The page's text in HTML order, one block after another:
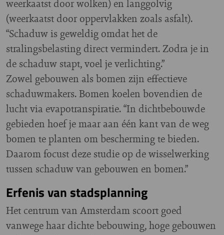
weerkaatst door wolken) en langgolvig
(weerkaatst door oppervlakken zoals asfalt).
“Schaduw is geweldig omdat het de
stralingsbelasting direct vermindert. Zodra je in
de schaduw stapt, voel je verlichting.”
Zowel gebouwen als bomen zijn effectieve
schaduwmakers. Bomen koelen bovendien de
lucht via evapotranspiratie. “In dichtbebouwde
gebieden hoef je maar aan één kant van de weg
bomen te planten om bescherming te bieden.
Daarom focust deze studie op de wisselwerking
tussen schaduw van gebouwen en bomen.”
Erfenis van stadsplanning
Het centrum van Amsterdam scoort goed
vanwege haar dichte bebouwing, hoge gebouwen